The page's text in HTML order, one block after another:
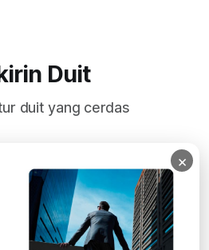
Duit
duit yang cerdas
Subscribe
×